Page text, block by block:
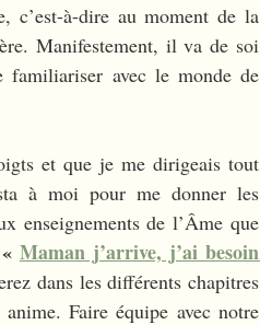
c’est-à-dire au moment de la
Manifestement, il va de soi
familiariser avec le monde de
et que je me dirigeais tout
à moi pour me donner les
enseignements de l’Âme que
« Maman j’arrive, j’ai besoin
dans les différents chapitres
Faire équipe avec notre